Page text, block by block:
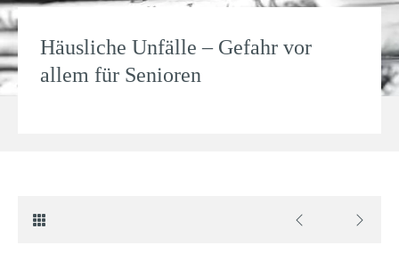
Häusliche Unfälle – Gefahr vor
allem für Senioren